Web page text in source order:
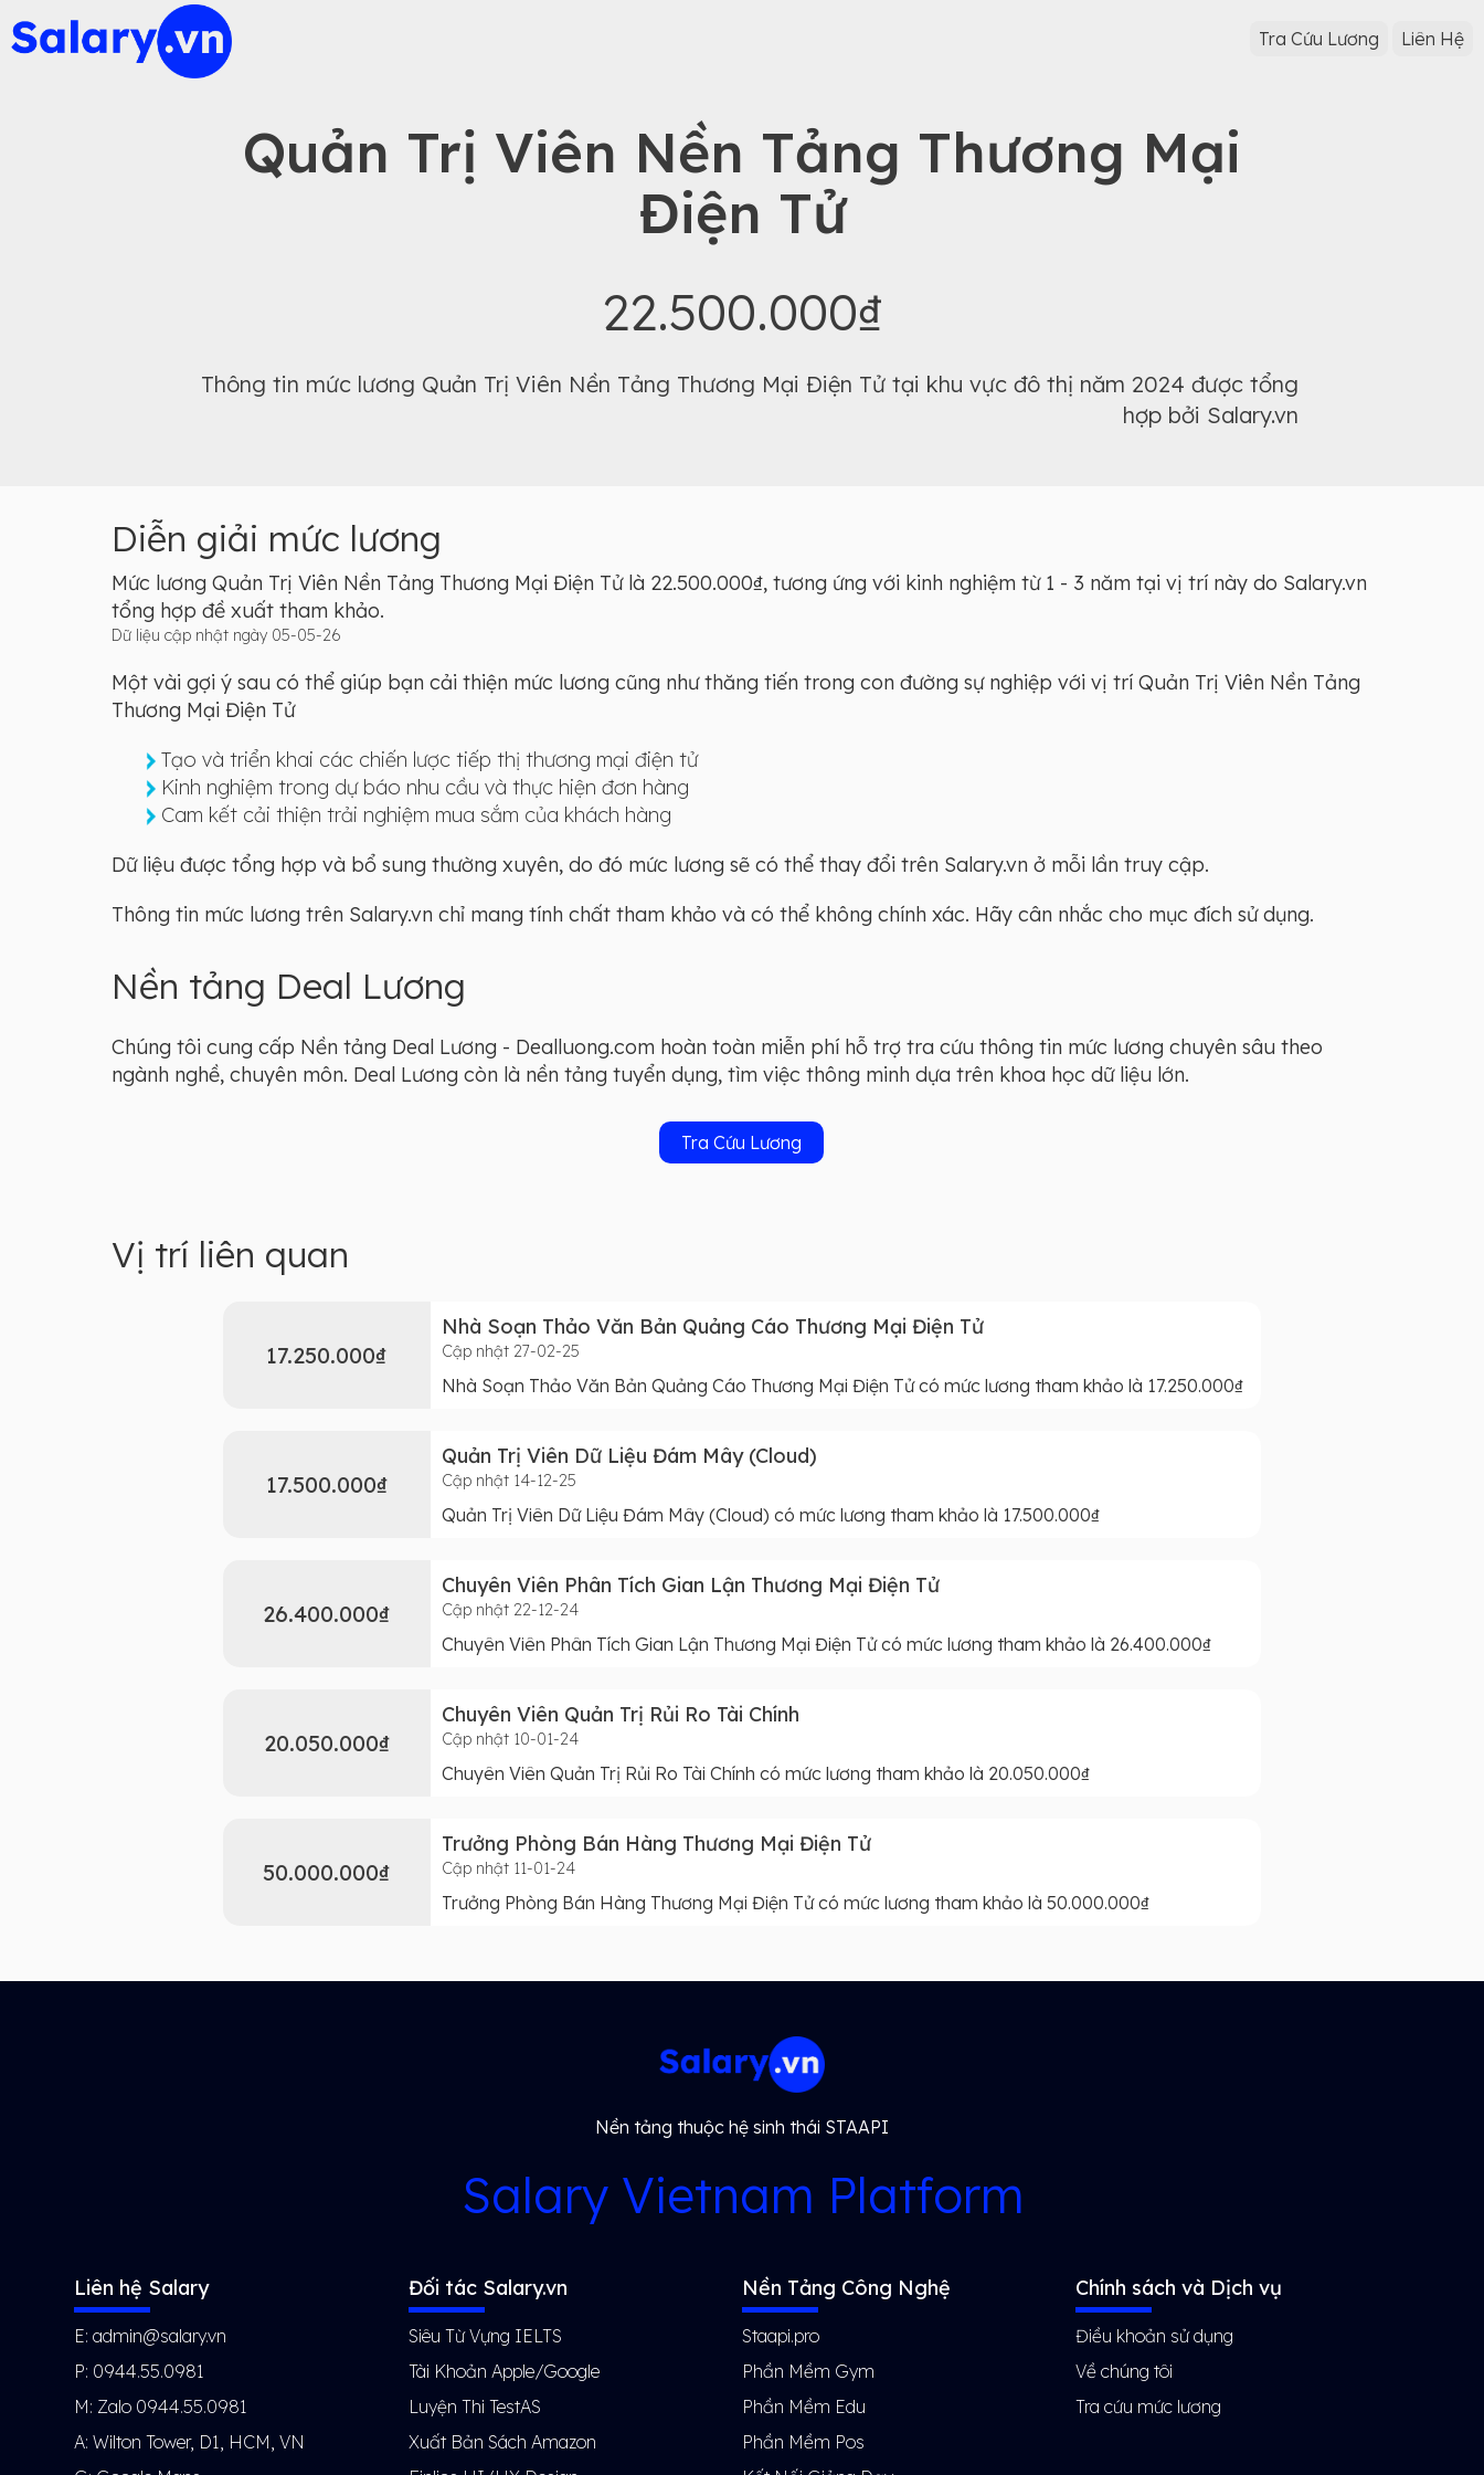
Tra Cứu Lương Liên Hệ
Quản Trị Viên Nền Tảng Thương Mại
Điện Tử
22.500.000₫
Thông tin mức lương Quản Trị Viên Nền Tảng Thương Mại Điện Tử tại khu vực đô thị năm 2024 được tổng
hợp bởi Salary.vn
Diễn giải mức lương
Mức lương Quản Trị Viên Nền Tảng Thương Mại Điện Tử là 22.500.000₫, tương ứng với kinh nghiệm từ 1 - 3 năm tại vị trí này do Salary.vn
tổng hợp đề xuất tham khảo.
Dữ liệu cập nhật ngày 05-05-26
Một vài gợi ý sau có thể giúp bạn cải thiện mức lương cũng như thăng tiến trong con đường sự nghiệp với vị trí Quản Trị Viên Nền Tảng
Thương Mại Điện Tử
Tạo và triển khai các chiến lược tiếp thị thương mại điện tử
Kinh nghiệm trong dự báo nhu cầu và thực hiện đơn hàng
Cam kết cải thiện trải nghiệm mua sắm của khách hàng
Dữ liệu được tổng hợp và bổ sung thường xuyên, do đó mức lương sẽ có thể thay đổi trên Salary.vn ở mỗi lần truy cập.
Thông tin mức lương trên Salary.vn chỉ mang tính chất tham khảo và có thể không chính xác. Hãy cân nhắc cho mục đích sử dụng.
Nền tảng Deal Lương
Chúng tôi cung cấp Nền tảng Deal Lương - Dealluong.com hoàn toàn miễn phí hỗ trợ tra cứu thông tin mức lương chuyên sâu theo
ngành nghề, chuyên môn. Deal Lương còn là nền tảng tuyển dụng, tìm việc thông minh dựa trên khoa học dữ liệu lớn.
Tra Cứu Lương
Vị trí liên quan
17.250.000₫
Nhà Soạn Thảo Văn Bản Quảng Cáo Thương Mại Điện Tử
Cập nhật 27-02-25
Nhà Soạn Thảo Văn Bản Quảng Cáo Thương Mại Điện Tử có mức lương tham khảo là 17.250.000₫
17.500.000₫
Quản Trị Viên Dữ Liệu Đám Mây (Cloud)
Cập nhật 14-12-25
Quản Trị Viên Dữ Liệu Đám Mây (Cloud) có mức lương tham khảo là 17.500.000₫
26.400.000₫
Chuyên Viên Phân Tích Gian Lận Thương Mại Điện Tử
Cập nhật 22-12-24
Chuyên Viên Phân Tích Gian Lận Thương Mại Điện Tử có mức lương tham khảo là 26.400.000₫
20.050.000₫
Chuyên Viên Quản Trị Rủi Ro Tài Chính
Cập nhật 10-01-24
Chuyên Viên Quản Trị Rủi Ro Tài Chính có mức lương tham khảo là 20.050.000₫
50.000.000₫
Trưởng Phòng Bán Hàng Thương Mại Điện Tử
Cập nhật 11-01-24
Trưởng Phòng Bán Hàng Thương Mại Điện Tử có mức lương tham khảo là 50.000.000₫
Nền tảng thuộc hệ sinh thái STAAPI
Salary Vietnam Platform
Liên hệ Salary
E: admin@salary.vn
P: 0944.55.0981
M: Zalo 0944.55.0981
A: Wilton Tower, D1, HCM, VN
Đối tác Salary.vn
Siêu Từ Vựng IELTS
Tài Khoản Apple/Google
Luyện Thi TestAS
Xuất Bản Sách Amazon
Nền Tảng Công Nghệ
Staapi.pro
Phần Mềm Gym
Phần Mềm Edu
Phần Mềm Pos
Chính sách và Dịch vụ
Điều khoản sử dụng
Về chúng tôi
Tra cứu mức lương